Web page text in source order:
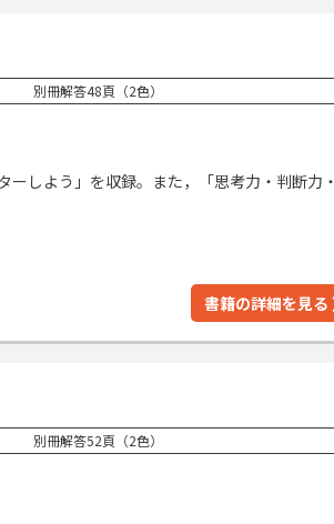
別冊解答48頁（2色）
しよう」を収録。また，「思考力・判断力・
書籍の詳細を見る
別冊解答52頁（2色）